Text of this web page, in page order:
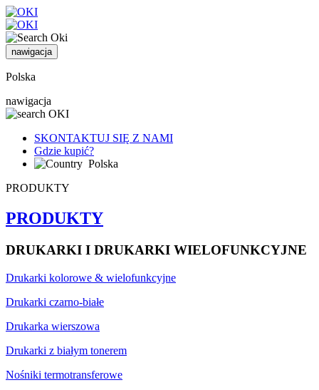
nawigacja
Polska
nawigacja
SKONTAKTUJ SIĘ Z NAMI
Gdzie kupić?
Polska
PRODUKTY
PRODUKTY
DRUKARKI I DRUKARKI WIELOFUNKCYJNE
Drukarki kolorowe & wielofunkcyjne
Drukarki czarno-białe
Drukarka wierszowa
Drukarki z białym tonerem
Nośniki termotransferowe